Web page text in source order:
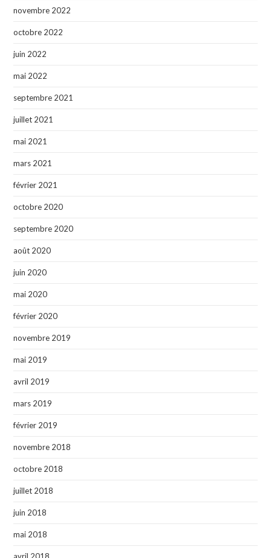
novembre 2022
octobre 2022
juin 2022
mai 2022
septembre 2021
juillet 2021
mai 2021
mars 2021
février 2021
octobre 2020
septembre 2020
août 2020
juin 2020
mai 2020
février 2020
novembre 2019
mai 2019
avril 2019
mars 2019
février 2019
novembre 2018
octobre 2018
juillet 2018
juin 2018
mai 2018
avril 2018